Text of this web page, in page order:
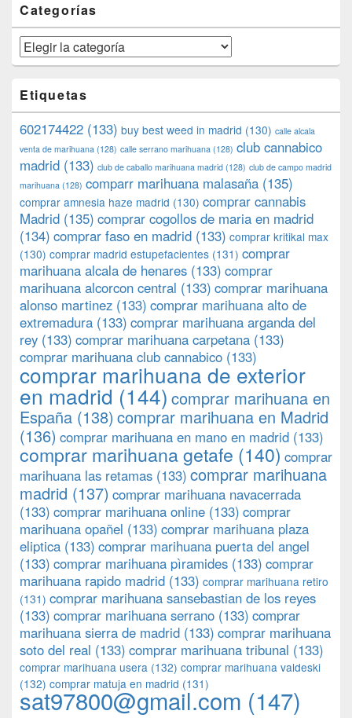
Categorías
Categorías
Etiquetas
602174422 (133) buy best weed in madrid (130) calle alcala
venta de marihuana (128) calle serrano marihuana (128) club cannabico
madrid (133) club de caballo marihuana madrid (128) club de campo madrid
marihuana (128) comparr marihuana malasaña (135)
comprar amnesia haze madrid (130) comprar cannabis
Madrid (135) comprar cogollos de maria en madrid
(134) comprar faso en madrid (133) comprar kritikal max
(130) comprar madrid estupefacientes (131) comprar
marihuana alcala de henares (133) comprar
marihuana alcorcon central (133) comprar marihuana
alonso martinez (133) comprar marihuana alto de
extremadura (133) comprar marihuana arganda del
rey (133) comprar marihuana carpetana (133)
comprar marihuana club cannabico (133)
comprar marihuana de exterior
en madrid (144) comprar marihuana en
España (138) comprar marihuana en Madrid
(136) comprar marihuana en mano en madrid (133)
comprar marihuana getafe (140) comprar
marihuana las retamas (133) comprar marihuana
madrid (137) comprar marihuana navacerrada
(133) comprar marihuana online (133) comprar
marihuana opañel (133) comprar marihuana plaza
eliptica (133) comprar marihuana puerta del angel
(133) comprar marihuana pìramides (133) comprar
marihuana rapido madrid (133) comprar marihuana retiro
(131) comprar marihuana sansebastian de los reyes
(133) comprar marihuana serrano (133) comprar
marihuana sierra de madrid (133) comprar marihuana
soto del real (133) comprar marihuana tribunal (133)
comprar marihuana usera (132) comprar marihuana valdeski
(132) comprar matuja en madrid (131)
sat97800@gmail.com (147)